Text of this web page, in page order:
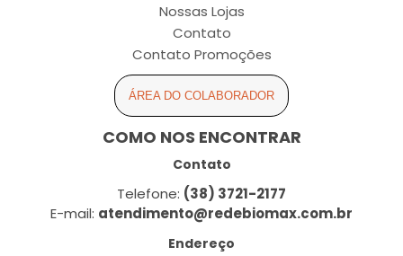
Nossas Lojas
Contato
Contato Promoções
ÁREA DO COLABORADOR
COMO NOS ENCONTRAR
Contato
Telefone: (38) 3721-2177
E-mail: atendimento@redebiomax.com.br
Endereço